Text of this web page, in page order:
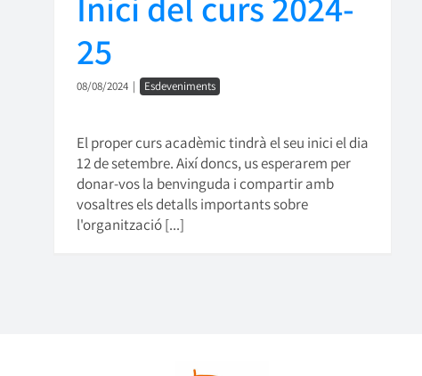
25
08/08/2024 | Esdeveniments
El proper curs acadèmic tindrà el seu inici el dia
12 de setembre. Així doncs, us esperarem per
donar-vos la benvinguda i compartir amb
vosaltres els detalls importants sobre
l'organització [...]